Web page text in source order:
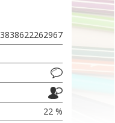
3838622262967
22 %